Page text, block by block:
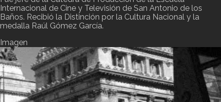
Internacional de Cine y Televisión de San Antonio de los
Baños. Recibió la Distinción por la Cultura Nacional y la
medalla Raúl Gómez García.
Imagen